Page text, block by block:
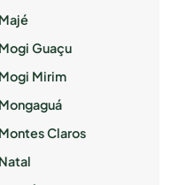
Guaçu
Mirim
Claros